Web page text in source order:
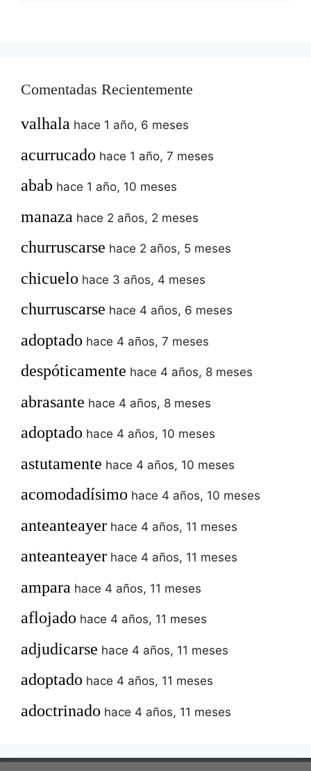
Comentadas Recientemente
valhala hace 1 año, 6 meses
acurrucado hace 1 año, 7 meses
abab hace 1 año, 10 meses
manaza hace 2 años, 2 meses
churruscarse hace 2 años, 5 meses
chicuelo hace 3 años, 4 meses
churruscarse hace 4 años, 6 meses
adoptado hace 4 años, 7 meses
despóticamente hace 4 años, 8 meses
abrasante hace 4 años, 8 meses
adoptado hace 4 años, 10 meses
astutamente hace 4 años, 10 meses
acomodadísimo hace 4 años, 10 meses
anteanteayer hace 4 años, 11 meses
anteanteayer hace 4 años, 11 meses
ampara hace 4 años, 11 meses
aflojado hace 4 años, 11 meses
adjudicarse hace 4 años, 11 meses
adoptado hace 4 años, 11 meses
adoctrinado hace 4 años, 11 meses